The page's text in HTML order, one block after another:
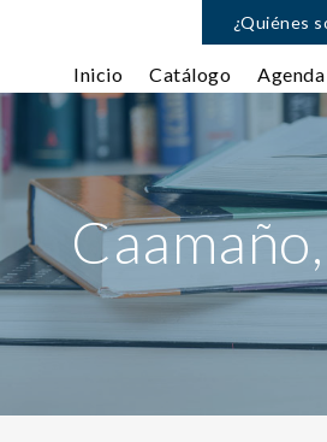
¿Quiénes
Inicio Catálogo Agenda